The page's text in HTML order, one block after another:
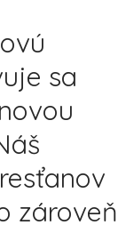
sa
zároveň